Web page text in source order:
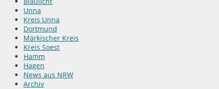
Unna
Kreis Unna
Dortmund
Märkischer Kreis
Kreis Soest
Hamm
Hagen
News aus NRW
Archiv